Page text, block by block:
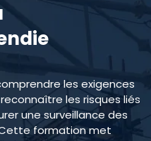
les exigences
les risques liés
une surveillance des
formation met